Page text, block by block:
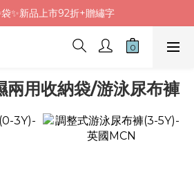
✨新品上市92折+贈繡字
✨新品上市92折+贈繡字
🍚贈中英文姓名&【水果】雷雕
✨新品上市92折+贈繡字
用收納袋/游泳尿布褲